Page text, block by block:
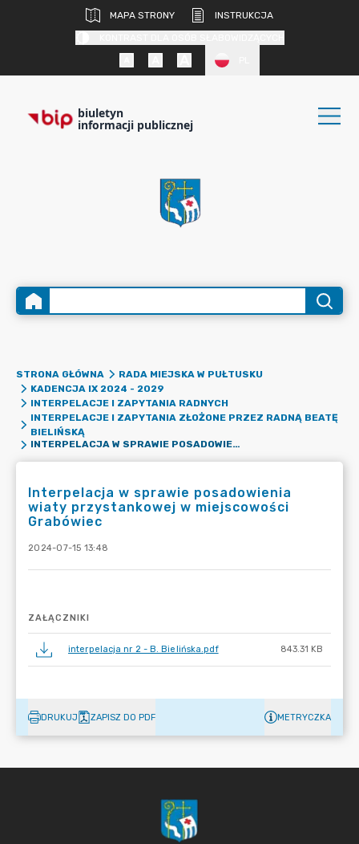
MAPA STRONY
INSTRUKCJA
biuletyn
informacji publicznej
STRONA GŁÓWNA
RADA MIEJSKA W PUŁTUSKU
KADENCJA IX 2024 - 2029
INTERPELACJE I ZAPYTANIA RADNYCH
INTERPELACJE I ZAPYTANIA ZŁOŻONE PRZEZ RADNĄ BEATĘ
BIELIŃSKĄ
INTERPELACJA W SPRAWIE POSADOWIENIA WIATY PRZYSTANKOWEJ W MIEJSCOWOŚCI GRABÓWIEC
Interpelacja w sprawie posadowienia
wiaty przystankowej w miejscowości
Grabówiec
2024-07-15 13:48
ZAŁĄCZNIKI
interpelacja nr 2 - B. Bielińska.pdf 843.31 KB
DRUKUJ ZAPISZ DO PDF METRYCZKA